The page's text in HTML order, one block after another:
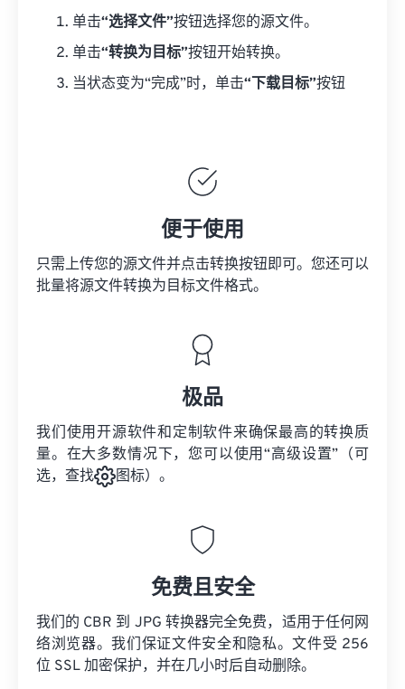
单击“选择文件”按钮选择您的源文件。
单击“转换为目标”按钮开始转换。
当状态变为“完成”时，单击“下载目标”按钮
便于使用
只需上传您的源文件并点击转换按钮即可。您还可以
批量将源文件转换为目标文件格式。
极品
我们使用开源软件和定制软件来确保最高的转换质
量。在大多数情况下，您可以使用“高级设置”（可
选，查找
图标）。
免费且安全
我们的 CBR 到 JPG 转换器完全免费，适用于任何网
络浏览器。我们保证文件安全和隐私。文件受 256
位 SSL 加密保护，并在几小时后自动删除。